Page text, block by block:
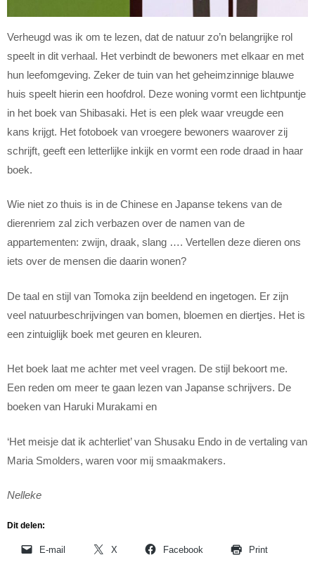
Verheugd was ik om te lezen, dat de natuur zo’n belangrijke rol
speelt in dit verhaal. Het verbindt de bewoners met elkaar en met
hun leefomgeving. Zeker de tuin van het geheimzinnige blauwe
huis speelt hierin een hoofdrol. Deze woning vormt een lichtpuntje
in het boek van Shibasaki. Het is een plek waar vreugde een
kans krijgt. Het fotoboek van vroegere bewoners waarover zij
schrijft, geeft een letterlijke inkijk en vormt een rode draad in haar
boek.
Wie niet zo thuis is in de Chinese en Japanse tekens van de
dierenriem zal zich verbazen over de namen van de
appartementen: zwijn, draak, slang …. Vertellen deze dieren ons
iets over de mensen die daarin wonen?
De taal en stijl van Tomoka zijn beeldend en ingetogen. Er zijn
veel natuurbeschrijvingen van bomen, bloemen en diertjes. Het is
een zintuiglijk boek met geuren en kleuren.
Het boek laat me achter met veel vragen. De stijl bekoort me.
Een reden om meer te gaan lezen van Japanse schrijvers. De
boeken van Haruki Murakami en
‘Het meisje dat ik achterliet’ van Shusaku Endo in de vertaling van
Maria Smolders, waren voor mij smaakmakers.
Nelleke
Dit delen:
E-mail X Facebook Print